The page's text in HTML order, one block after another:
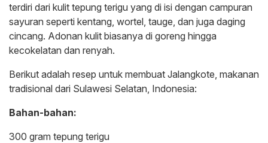
terdiri dari kulit tepung terigu yang di isi dengan campuran
sayuran seperti kentang, wortel, tauge, dan juga daging
cincang. Adonan kulit biasanya di goreng hingga
kecokelatan dan renyah.
Berikut adalah resep untuk membuat Jalangkote, makanan
tradisional dari Sulawesi Selatan, Indonesia:
Bahan-bahan:
300 gram tepung terigu